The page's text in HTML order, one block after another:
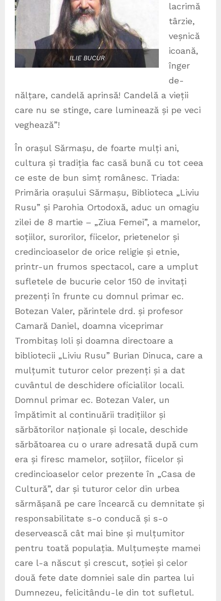
ILIE BUCUR
lacrimă
târzie,
veșnică
icoană,
înger
de-
nălțare, candelă aprinsă! Candelă a vieții
care nu se stinge, care luminează și pe veci
veghează”!
În orașul Sărmașu, de foarte mulți ani,
cultura și tradiția fac casă bună cu tot ceea
ce este de bun simț românesc. Triada:
Primăria orașului Sărmașu, Biblioteca „Liviu
Rusu” și Parohia Ortodoxă, aduc un omagiu
zilei de 8 martie – „Ziua Femei”, a mamelor,
soțiilor, surorilor, fiicelor, prietenelor și
credincioaselor de orice religie și etnie,
printr-un frumos spectacol, care a umplut
sufletele de bucurie celor 150 de invitați
prezenți în frunte cu domnul primar ec.
Botezan Valer, părintele drd. și profesor
Camară Daniel, doamna viceprimar
Trombitaș Ioli și doamna directoare a
bibliotecii „Liviu Rusu” Burian Dinuca, care a
mulțumit tuturor celor prezenți și a dat
cuvântul de deschidere oficialilor locali.
Domnul primar ec. Botezan Valer, un
împătimit al continuării tradițiilor și
sărbătorilor naționale și locale, deschide
sărbătoarea cu o urare adresată după cum
era și firesc mamelor, soțiilor, fiicelor și
credincioaselor celor prezente în „Casa de
Cultură”, dar și tuturor celor din urbea
sărmășană pe care încearcă cu demnitate și
responsabilitate s-o conducă și s-o
deservească cât mai bine și mulțumitor
pentru toată populația. Mulțumește mamei
care l-a născut și crescut, soției și celor
două fete date domniei sale din partea lui
Dumnezeu, felicitându-le din tot sufletul.